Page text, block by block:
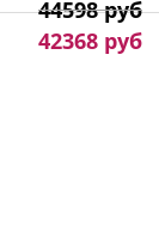
44598 руб
42368 руб